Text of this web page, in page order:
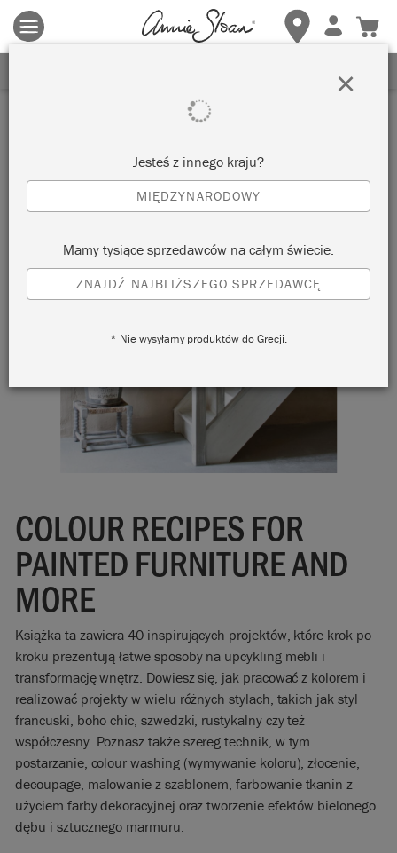
Obowiązują zasady i warunki. Kliknij tutaj
aby uzyskać więcej
szczegółów.
COLOUR RECIPES FOR
PAINTED FURNITURE AND
MORE
Książka ta zawiera 40 inspirujących projektów, które krok po
kroku prezentują łatwe sposoby na upcykling mebli i
transformację wnętrz. Dowiesz się, jak pracować z kolorem i
realizować projekty w wielu różnych stylach, takich jak styl
francuski, boho chic, szwedzki, rustykalny czy też
współczesny. Poznasz także szereg technik, w tym
postarzanie, colour washing (wymywanie koloru), złocenie,
decoupage, malowanie z szablonem, farbowanie tkanin z
użyciem farby dekoracyjnej oraz tworzenie efektów bielonego
dębu i sztucznego marmuru.
Jesteś z innego kraju?
MIĘDZYNARODOWY
Mamy tysiące sprzedawców na całym świecie.
ZNAJDŹ NAJBLIŻSZEGO SPRZEDAWCĘ
* Nie wysyłamy produktów do Grecji.
×